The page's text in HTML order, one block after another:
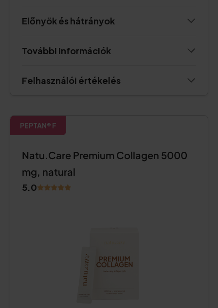
Előnyök és hátrányok
További információk
Felhasználói értékelés
PEPTAN® F
Natu.Care Premium Collagen 5000
mg, natural
5.0